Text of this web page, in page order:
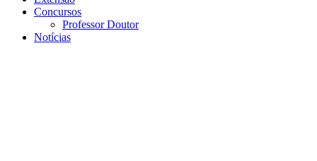
Concursos
Professor Doutor
Notícias